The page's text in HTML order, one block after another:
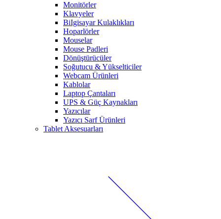
Monitörler
Klavyeler
BiIgisayar Kulaklıkları
Hoparlörler
Mouselar
Mouse Padleri
Dönüştürücüler
Soğutucu & Yükselticiler
Webcam Ürünleri
Kablolar
Laptop Çantaları
UPS & Güç Kaynakları
Yazıcılar
Yazıcı Sarf Ürünleri
Tablet Aksesuarları